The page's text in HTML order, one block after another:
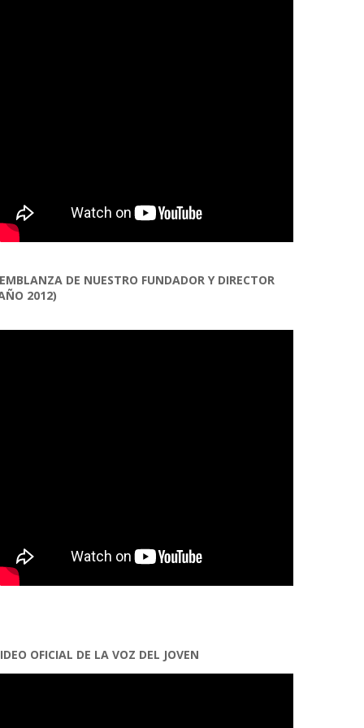
DE NUESTRO FUNDADOR Y DIRECTOR
2012)
OFICIAL DE LA VOZ DEL JOVEN